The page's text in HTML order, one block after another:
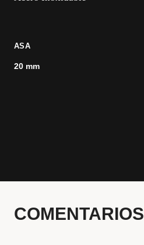
ASA
20 mm
COMENTARIOS